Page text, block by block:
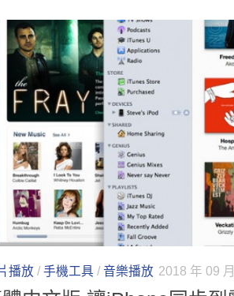
播放 / 手機工具 / 音樂播放 2018 年 09